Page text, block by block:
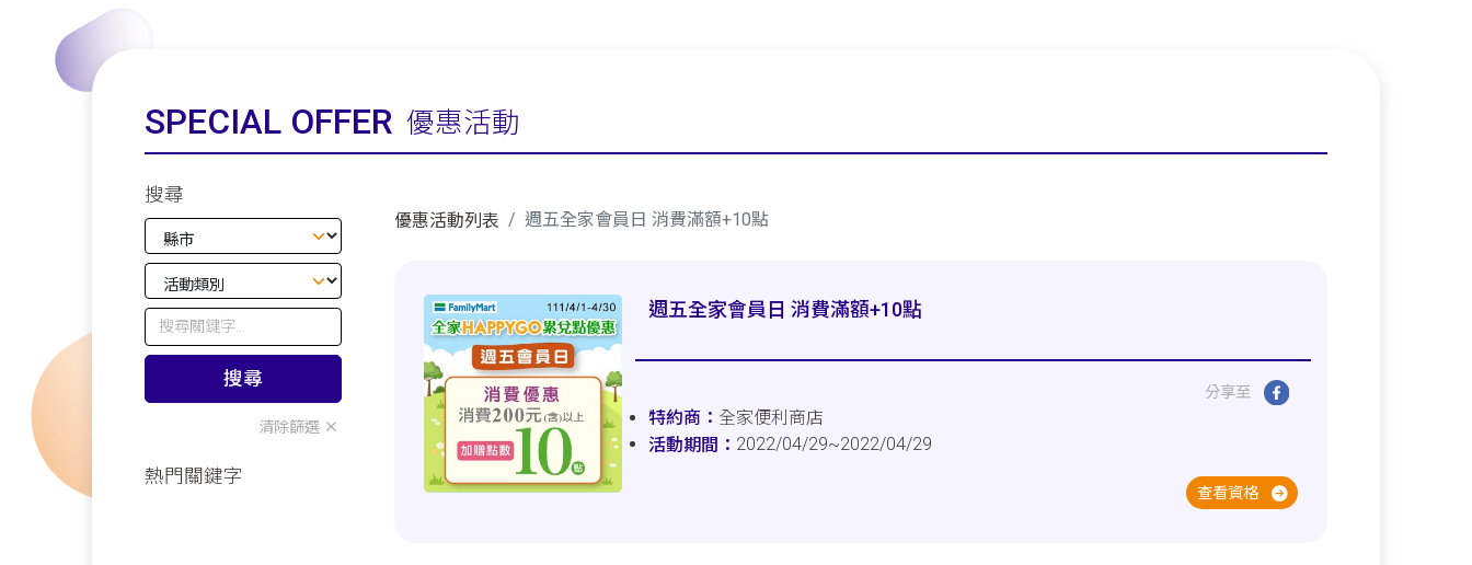
SPECIAL OFFER 優惠活動
搜尋
搜尋
清除篩選
熱門關鍵字
優惠活動列表 週五全家會員日 消費滿額+10點
週五全家會員日 消費滿額+10點
分享至
全家便利商店
2022/04/29~2022/04/29
查看資格